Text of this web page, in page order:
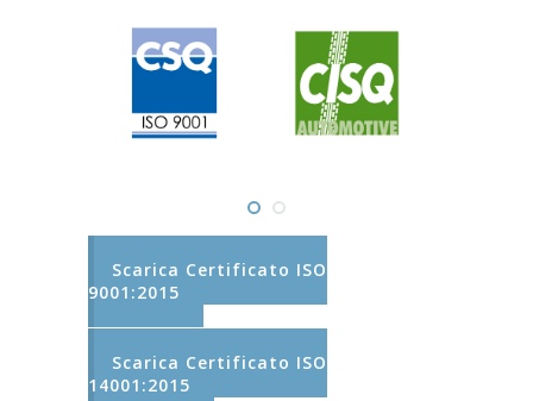
Scarica Certificato ISO
9001:2015
Scarica Certificato ISO
14001:2015